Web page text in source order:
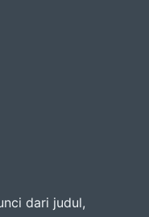
dari judul,